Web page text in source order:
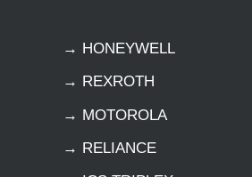
→ HONEYWELL
→ REXROTH
→ MOTOROLA
→ RELIANCE